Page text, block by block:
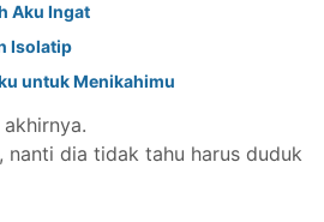
Aku Ingat
Isolatip
untuk Menikahimu
akhirnya.
nanti dia tidak tahu harus duduk